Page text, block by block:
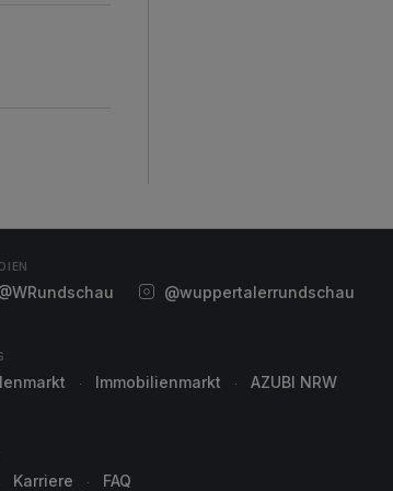
@wuppertalerrundschau
Immobilienmarkt AZUBI NRW
Karriere FAQ